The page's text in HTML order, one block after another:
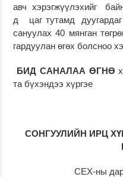
авч хэрэгжүүлэхийг
д цаг тутамд дуугардаг
сануулах 40 мянган
гардуулан өгөх болсноо
БИД САНАЛАА ӨГНӨ
та бүхэндээ хүргэе
СОНГУУЛИЙН ИРЦ
СЕХ-ны